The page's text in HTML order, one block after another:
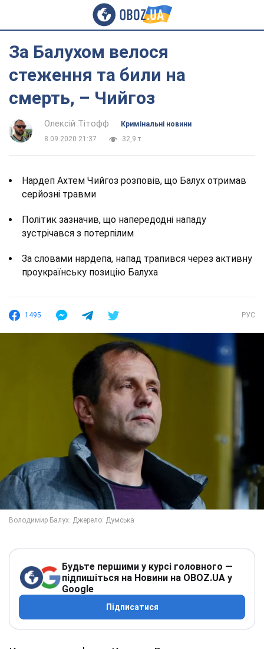
За Балухом велося
стеження та били на
смерть, – Чийгоз
Олексій Тітофф
Кримінальні новини
8.09.2020 21:37
32,9 т.
Нардеп Ахтем Чийгоз розповів, що Балух отримав
серйозні травми
Політик зазначив, що напередодні нападу
зустрічався з потерпілим
За словами нардепа, напад трапився через активну
проукраїнську позицію Балуха
1495 РУС
Будьте першими у курсі головного —
підпишіться на Новини на OBOZ.UA у
Google
Підписатися